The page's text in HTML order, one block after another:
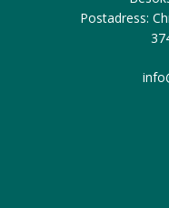
Postadress: